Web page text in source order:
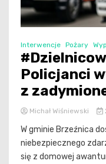
Interwencje Pożary
Policjanci
z
Michał Wiśniewski
W gminie Brzeźnica
niebezpiecznego
się z domowej